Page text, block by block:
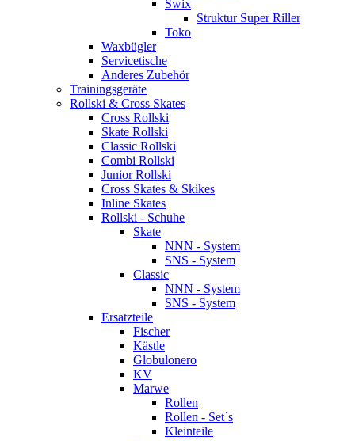
Swix
Struktur Super Riller
Toko
Waxbügler
Servicetische
Anderes Zubehör
Trainingsgeräte
Rollski & Cross Skates
Cross Rollski
Skate Rollski
Classic Rollski
Combi Rollski
Junior Rollski
Cross Skates & Skikes
Inline Skates
Rollski - Schuhe
Skate
NNN - System
SNS - System
Classic
NNN - System
SNS - System
Ersatzteile
Fischer
Kästle
Globulonero
KV
Marwe
Rollen
Rollen - Set`s
Kleinteile